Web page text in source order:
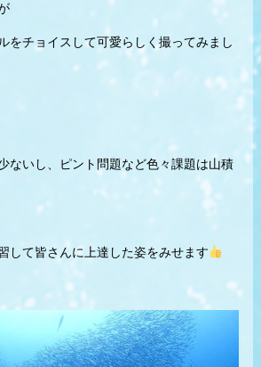
をチョイスして可愛らしく撮ってみまし
ないし、ピント問題など色々課題は山積
して皆さんに上達した姿をみせます